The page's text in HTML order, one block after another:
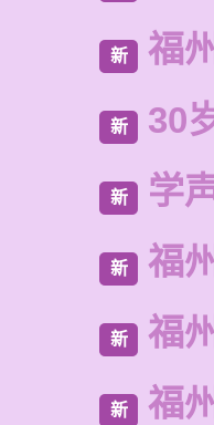
新 福
新 30
新 学
新 福
新 福
新 福